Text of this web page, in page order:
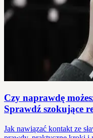
Czy naprawdę
Sprawdź szokujące
Jak nawiązać kontakt ze